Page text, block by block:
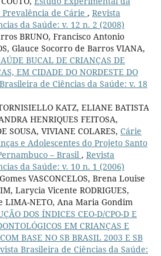
de Cárie , Revista
da Saúde: v. 12 n. 2 (2008)
BRUNO, Francisco Antonio
Glauce Socorro de Barros VIANA,
BUCAL DE CRIANÇAS DE
EM CIDADE DO NORDESTE DO
de Ciências da Saúde: v. 18
KATZ, ELIANE BATISTA
HENRIQUES FEITOSA,
SOUSA, VIVIANE COLARES, Cárie
e Adolescentes do Projeto Santo
– Brasil , Revista
da Saúde: v. 10 n. 1 (2006)
VASCONCELOS, Brena Louise
Larycia Vicente RODRIGUES,
LIMA-NETO, Ana Maria Gondim
DOS ÍNDICES CEO-D/CPO-D E
EM CRIANÇAS E
BASE NO SB BRASIL 2003 E SB
Brasileira de Ciências da Saúde: